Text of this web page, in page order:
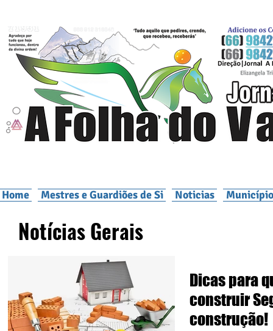
Home Mestres e Guardiões de Si Noticias
Notícias Gerais
Dicas para
construir
construção!